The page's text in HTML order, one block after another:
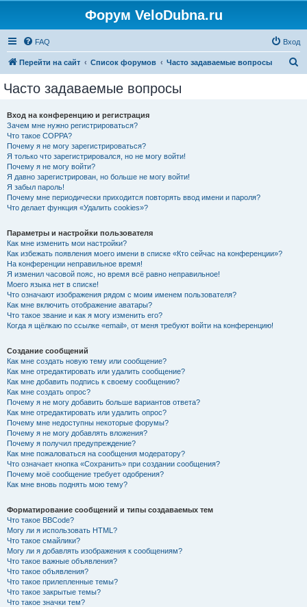
Форум VeloDubna.ru
FAQ Вход
Перейти на сайт Список форумов Часто задаваемые вопросы
Часто задаваемые вопросы
Вход на конференцию и регистрация
Зачем мне нужно регистрироваться?
Что такое COPPA?
Почему я не могу зарегистрироваться?
Я только что зарегистрировался, но не могу войти!
Почему я не могу войти?
Я давно зарегистрирован, но больше не могу войти!
Я забыл пароль!
Почему мне периодически приходится повторять ввод имени и пароля?
Что делает функция «Удалить cookies»?
Параметры и настройки пользователя
Как мне изменить мои настройки?
Как избежать появления моего имени в списке «Кто сейчас на конференции»?
На конференции неправильное время!
Я изменил часовой пояс, но время всё равно неправильное!
Моего языка нет в списке!
Что означают изображения рядом с моим именем пользователя?
Как мне включить отображение аватары?
Что такое звание и как я могу изменить его?
Когда я щёлкаю по ссылке «email», от меня требуют войти на конференцию!
Создание сообщений
Как мне создать новую тему или сообщение?
Как мне отредактировать или удалить сообщение?
Как мне добавить подпись к своему сообщению?
Как мне создать опрос?
Почему я не могу добавить больше вариантов ответа?
Как мне отредактировать или удалить опрос?
Почему мне недоступны некоторые форумы?
Почему я не могу добавлять вложения?
Почему я получил предупреждение?
Как мне пожаловаться на сообщения модератору?
Что означает кнопка «Сохранить» при создании сообщения?
Почему моё сообщение требует одобрения?
Как мне вновь поднять мою тему?
Форматирование сообщений и типы создаваемых тем
Что такое BBCode?
Могу ли я использовать HTML?
Что такое смайлики?
Могу ли я добавлять изображения к сообщениям?
Что такое важные объявления?
Что такое объявления?
Что такое прилепленные темы?
Что такое закрытые темы?
Что такое значки тем?